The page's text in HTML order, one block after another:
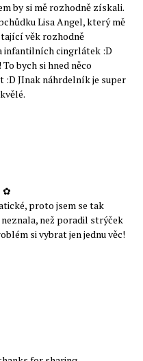
by si mě rozhodně získali.
Lisa Angel, který mě
věk rozhodně
infantilních cingrlátek :D
bych si hned něco
:D JInak náhrdelník je super
✿
proto jsem se tak
než poradil strýček
si vybrat jen jednu věc!